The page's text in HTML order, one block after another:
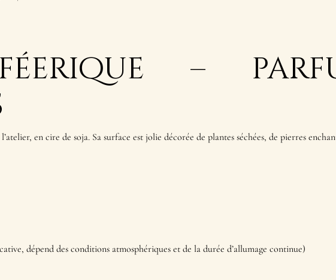
–
en cire de soja. Sa surface est jolie décorée de plantes séchées, de pierres
dépend des conditions atmosphériques et de la durée d’allumage continue)